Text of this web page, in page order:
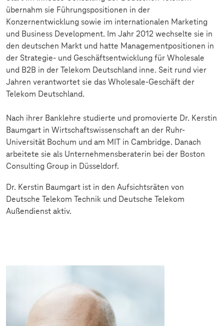
übernahm sie Führungspositionen in der
Konzernentwicklung sowie im internationalen Marketing
und Business Development. Im Jahr 2012 wechselte sie in
den deutschen Markt und hatte Managementpositionen in
der Strategie- und Geschäftsentwicklung für Wholesale
und B2B in der Telekom Deutschland inne. Seit rund vier
Jahren verantwortet sie das Wholesale-Geschäft der
Telekom Deutschland.
Nach ihrer Banklehre studierte und promovierte Dr. Kerstin
Baumgart in Wirtschaftswissenschaft an der Ruhr-
Universität Bochum und am MIT in Cambridge. Danach
arbeitete sie als Unternehmensberaterin bei der Boston
Consulting Group in Düsseldorf.
Dr. Kerstin Baumgart ist in den Aufsichtsräten von
Deutsche Telekom Technik und Deutsche Telekom
Außendienst aktiv.